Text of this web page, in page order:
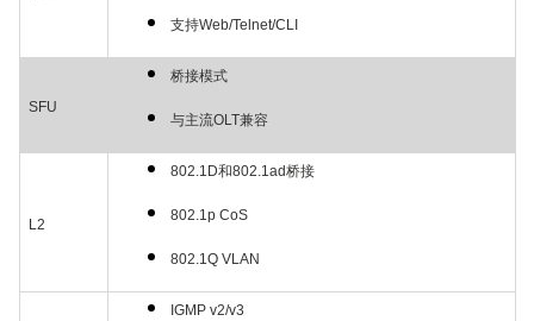
支持Web/Telnet/CLI
SFU
桥接模式
与主流OLT兼容
L2
802.1D和802.1ad桥接
802.1p CoS
802.1Q VLAN
IGMP v2/v3